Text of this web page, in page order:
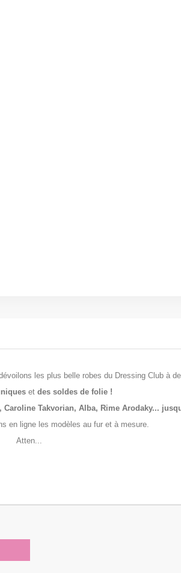
les plus belle robes du Dressing Club à
et des soldes de folie !
Takvorian, Alba, Rime Arodaky...
en ligne les modèles au fur et à mesure.
Atten...